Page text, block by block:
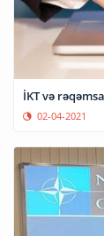
İKT və
02-04-2021